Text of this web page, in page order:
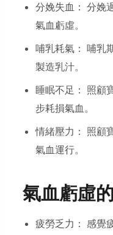
分娩失血： 分娩
氣血虧虛。
哺乳耗氣： 哺乳
製造乳汁。
睡眠不足： 照顧
步耗損氣血。
情緒壓力： 照顧
氣血運行。
氣血虧虛
疲勞乏力： 感覺